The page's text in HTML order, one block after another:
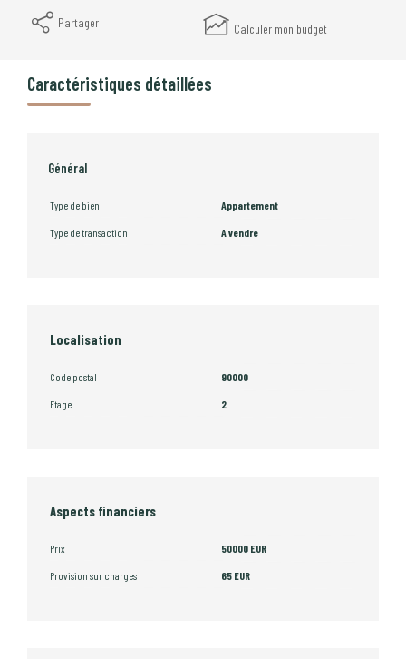
Partager
Calculer mon budget
Caractéristiques détaillées
Général
Type de bien Appartement
Type de transaction A vendre
Localisation
Code postal 90000
Etage 2
Aspects financiers
Prix 50000 EUR
Provision sur charges 65 EUR